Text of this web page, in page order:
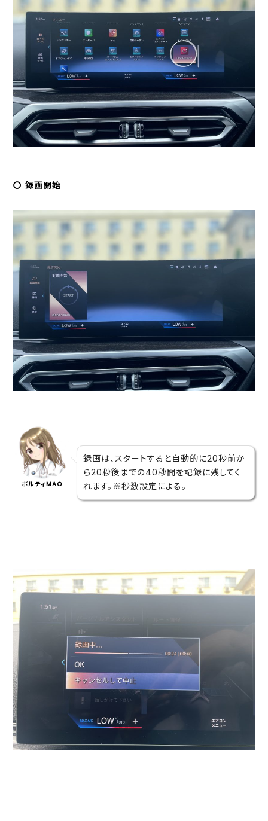
〇 録画開始
ポルティMAO
録画は、スタートすると自動的に20秒前か
ら20秒後までの40秒間を記録に残してく
れます。※秒数設定による。